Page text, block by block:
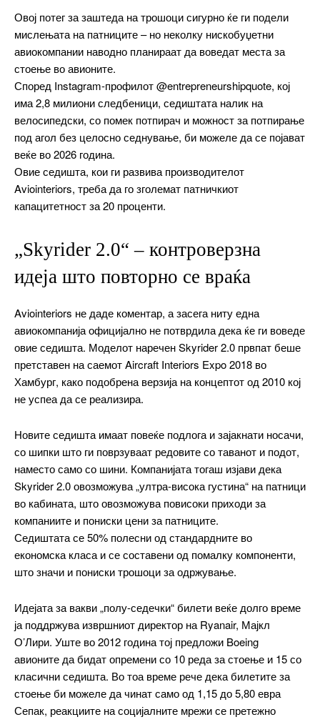
━ pricing plans
бесплатно / forever
ИЗБЕРЕТЕ ПЛАН
Овој потег за заштеда на трошоци сигурно ќе ги подели
мислењата на патниците – но неколку нискобуџетни
авиокомпании наводно планираат да воведат места за
стоење во авионите.
Според Instagram-профилот @entrepreneurshipquote, кој
има 2,8 милиони следбеници, седиштата налик на
велосипедски, со помек потпирач и можност за потпирање
под агол без целосно седнување, би можеле да се појават
веќе во 2026 година.
Овие седишта, кои ги развива производителот
Aviointeriors, треба да го зголемат патничкиот
капацитетност за 20 проценти.
„Skyrider 2.0“ – контроверзна
идеја што повторно се враќа
Aviointeriors не даде коментар, а засега ниту една
авиокомпанија официјално не потврдила дека ќе ги воведе
овие седишта. Моделот наречен Skyrider 2.0 првпат беше
претставен на саемот Aircraft Interiors Expo 2018 во
Хамбург, како подобрена верзија на концептот од 2010 кој
не успеа да се реализира.
Новите седишта имаат повеќе подлога и зајакнати носачи,
со шипки што ги поврзуваат редовите со таванот и подот,
наместо само со шини. Компанијата тогаш изјави дека
Skyrider 2.0 овозможува „ултра-висока густина“ на патници
во кабината, што овозможува повисоки приходи за
компаниите и пониски цени за патниците.
Седиштата се 50% полесни од стандардните во
економска класа и се составени од помалку компоненти,
што значи и пониски трошоци за одржување.
Идејата за вакви „полу-седечки“ билети веќе долго време
ја поддржува извршниот директор на Ryanair, Мајкл
О’Лири. Уште во 2012 година тој предложи Boeing
авионите да бидат опремени со 10 реда за стоење и 15 со
класични седишта. Во тоа време рече дека билетите за
стоење би можеле да чинат само од 1,15 до 5,80 евра
Сепак, реакциите на социјалните мрежи се претежно